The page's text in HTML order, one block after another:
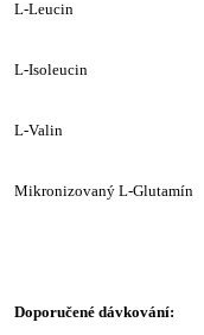
L-Leucin
L-Isoleucin
L-Valin
Mikronizovaný L-Glutamín
Doporučené dávkování: